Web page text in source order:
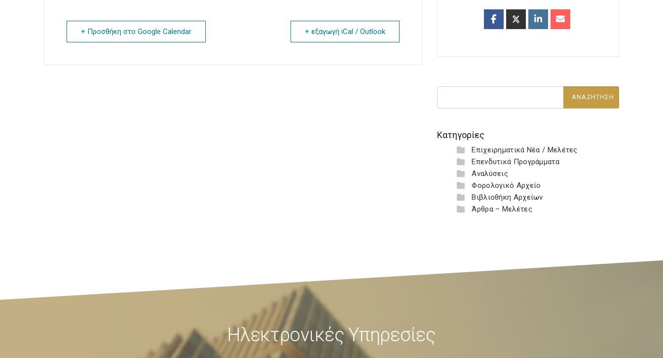
+ Προσθήκη στο Google Calendar + εξαγωγή iCal / Outlook
Κατηγορίες
Επιχειρηματικά Νέα / Μελέτες
Επενδυτικά Προγράμματα
Αναλύσεις
Φορολογικό Αρχείο
Βιβλιοθήκη Αρχείων
Άρθρα – Μελέτες
Ηλεκτρονικές Υπηρεσίες